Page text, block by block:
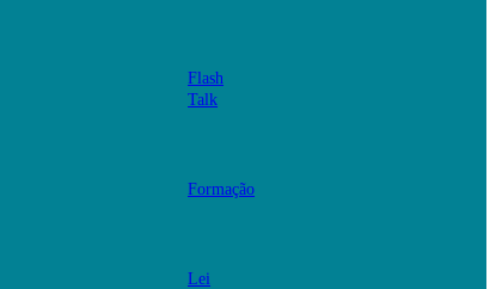
Flash
Talk
Formação
Lei